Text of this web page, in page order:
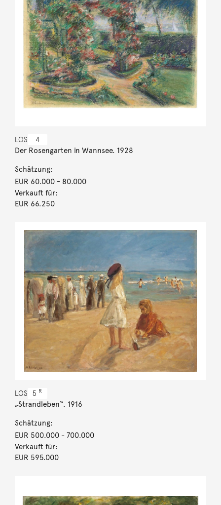
LOS 4
Der Rosengarten in Wannsee. 1928
Schätzung:
EUR 60.000- 80.000
Verkauft für:
EUR 66.250
LOS 5 R
„Strandleben“. 1916
Schätzung:
EUR 500.000- 700.000
Verkauft für:
EUR 595.000